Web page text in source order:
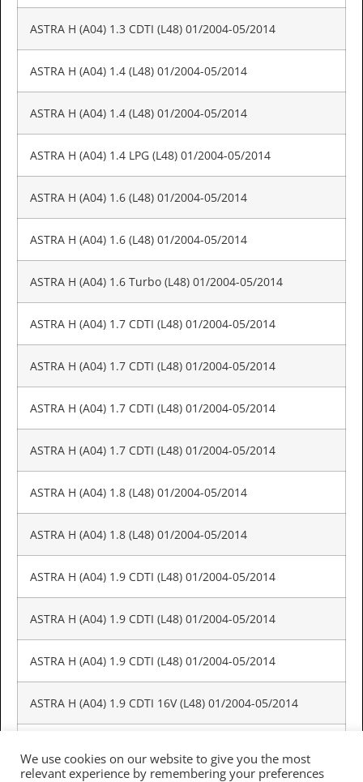
ASTRA H (A04) 1.3 CDTI (L48) 01/2004-05/2014
ASTRA H (A04) 1.4 (L48) 01/2004-05/2014
ASTRA H (A04) 1.4 (L48) 01/2004-05/2014
ASTRA H (A04) 1.4 LPG (L48) 01/2004-05/2014
ASTRA H (A04) 1.6 (L48) 01/2004-05/2014
ASTRA H (A04) 1.6 (L48) 01/2004-05/2014
ASTRA H (A04) 1.6 Turbo (L48) 01/2004-05/2014
ASTRA H (A04) 1.7 CDTI (L48) 01/2004-05/2014
ASTRA H (A04) 1.7 CDTI (L48) 01/2004-05/2014
ASTRA H (A04) 1.7 CDTI (L48) 01/2004-05/2014
ASTRA H (A04) 1.7 CDTI (L48) 01/2004-05/2014
ASTRA H (A04) 1.8 (L48) 01/2004-05/2014
ASTRA H (A04) 1.8 (L48) 01/2004-05/2014
ASTRA H (A04) 1.9 CDTI (L48) 01/2004-05/2014
ASTRA H (A04) 1.9 CDTI (L48) 01/2004-05/2014
ASTRA H (A04) 1.9 CDTI (L48) 01/2004-05/2014
ASTRA H (A04) 1.9 CDTI 16V (L48) 01/2004-05/2014
We use cookies on our website to give you the most
relevant experience by remembering your preferences